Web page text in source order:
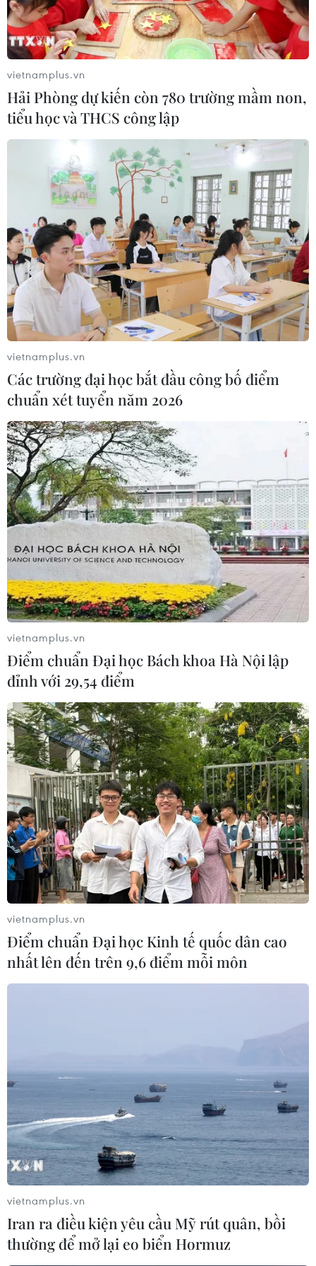
LHQ hoan nghênh các cuộc thảo luận tại
Iran về tiến trình hòa bình Yemen
19/09/2024 05:55
Đặc phái viên Liên hợp quốc đã gặp Bộ trưởng Ngoại
giao Iran để thảo luận các biện pháp chấm dứt xung
đột và đảm bảo một giải pháp hòa bình tại Yemen.
IAEA: Iran có hơn 274 kg uranium được
làm giàu với độ tinh khiết lên tới 60%
26/02/2025 14:56
Theo tiêu chuẩn của Cơ quan Năng lượng Nguyên tử
Quốc tế (IAEA), lượng uranium Iran có về nguyên tắc đủ
để chế tạo 6 quả bom nguyên tử nếu được làm giàu
thêm.
vietnamplus.vn
Hải Phòng dự kiến còn 780 trường mầm non,
tiểu học và THCS công lập
vietnamplus.vn
Các trường đại học bắt đầu công bố điểm
chuẩn xét tuyển năm 2026
vietnamplus.vn
Điểm chuẩn Đại học Bách khoa Hà Nội lập
đỉnh với 29,54 điểm
vietnamplus.vn
Điểm chuẩn Đại học Kinh tế quốc dân cao
nhất lên đến trên 9,6 điểm mỗi môn
vietnamplus.vn
Iran ra điều kiện yêu cầu Mỹ rút quân, bồi
thường để mở lại eo biển Hormuz